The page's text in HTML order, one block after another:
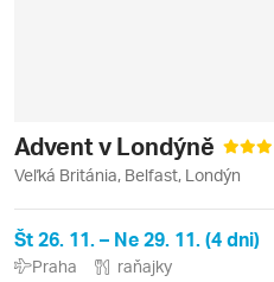
Advent v Londýně
Veľká Británia, Belfast, Londýn
Št 26. 11. – Ne 29. 11. (4 dni)
Praha raňajky